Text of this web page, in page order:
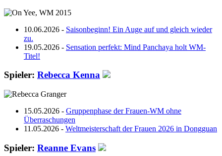
10.06.2026 - Saisonbeginn! Ein Auge auf und gleich wieder
zu.
19.05.2026 - Sensation perfekt: Mind Panchaya holt WM-
Titel!
Spieler: Rebecca Kenna
15.05.2026 - Gruppenphase der Frauen-WM ohne
Überraschungen
11.05.2026 - Weltmeisterschaft der Frauen 2026 in Dongguan
Spieler: Reanne Evans